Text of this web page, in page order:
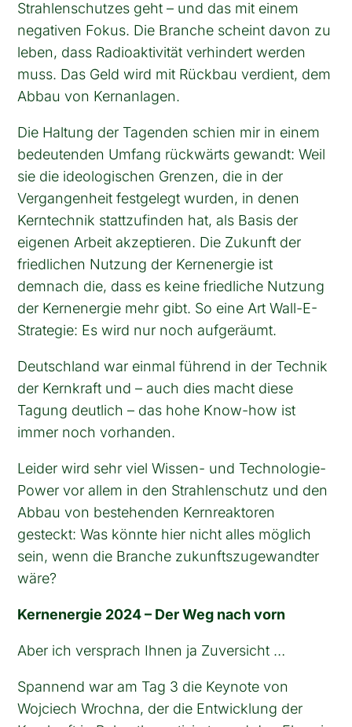
Strahlenschutzes geht – und das mit einem
negativen Fokus. Die Branche scheint davon zu
leben, dass Radioaktivität verhindert werden
muss. Das Geld wird mit Rückbau verdient, dem
Abbau von Kernanlagen.
Die Haltung der Tagenden schien mir in einem
bedeutenden Umfang rückwärts gewandt: Weil
sie die ideologischen Grenzen, die in der
Vergangenheit festgelegt wurden, in denen
Kerntechnik stattzufinden hat, als Basis der
eigenen Arbeit akzeptieren. Die Zukunft der
friedlichen Nutzung der Kernenergie ist
demnach die, dass es keine friedliche Nutzung
der Kernenergie mehr gibt. So eine Art Wall-E-
Strategie: Es wird nur noch aufgeräumt.
Deutschland war einmal führend in der Technik
der Kernkraft und – auch dies macht diese
Tagung deutlich – das hohe Know-how ist
immer noch vorhanden.
Leider wird sehr viel Wissen- und Technologie-
Power vor allem in den Strahlenschutz und den
Abbau von bestehenden Kernreaktoren
gesteckt: Was könnte hier nicht alles möglich
sein, wenn die Branche zukunftszugewandter
wäre?
Kernenergie 2024 – Der Weg nach vorn
Aber ich versprach Ihnen ja Zuversicht …
Spannend war am Tag 3 die Keynote von
Wojciech Wrochna, der die Entwicklung der